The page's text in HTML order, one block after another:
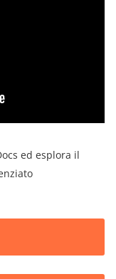
ed esplora il